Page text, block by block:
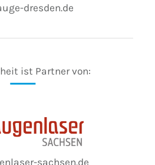
dresden.de
ist Partner von:
sachsen.de